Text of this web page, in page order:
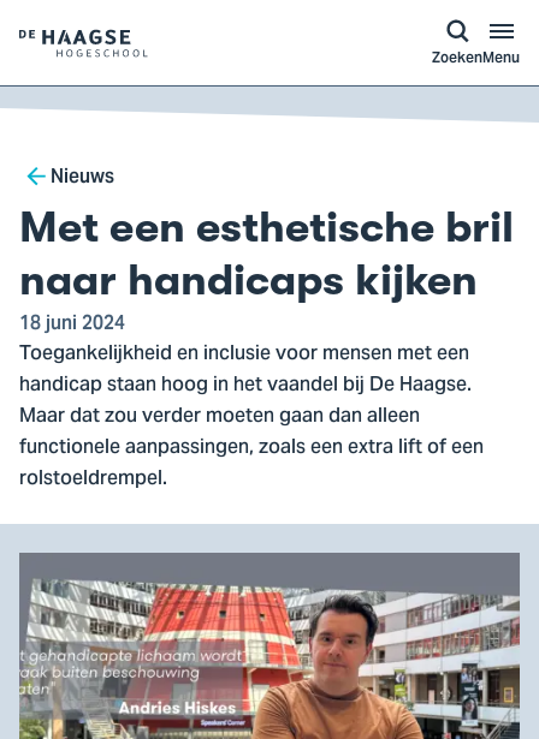
Logo
van
De
Hogeschool,
ga
naar
de
homepagina
ZoekenMenu
Breadcrumb
Nieuws
Met een esthetische bril
naar handicaps kijken
18 juni 2024
Toegankelijkheid en inclusie voor mensen met een
handicap staan hoog in het vaandel bij De Haagse.
Maar dat zou verder moeten gaan dan alleen
functionele aanpassingen, zoals een extra lift of een
rolstoeldrempel.